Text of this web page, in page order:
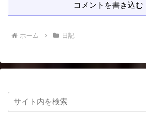
コメントを書き込む
ホーム 日記